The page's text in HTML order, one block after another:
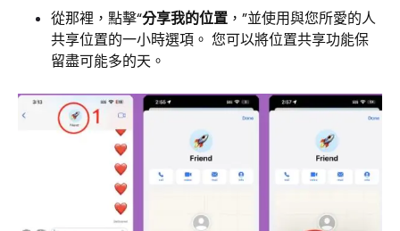
從那裡，點擊“分享我的位置 ，”並使用與您所愛的人
共享位置的一小時選項。 您可以將位置共享功能保
留盡可能多的天。